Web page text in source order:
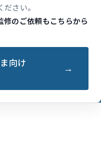
さい。
のご依頼もこちらから
向け